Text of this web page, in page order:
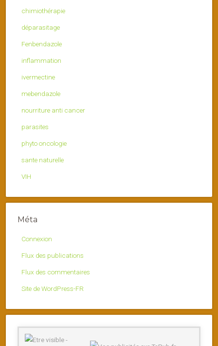
chimiothérapie
déparasitage
Fenbendazole
inflammation
ivermectine
mebendazole
nourriture anti cancer
parasites
phyto oncologie
sante naturelle
VIH
Méta
Connexion
Flux des publications
Flux des commentaires
Site de WordPress-FR